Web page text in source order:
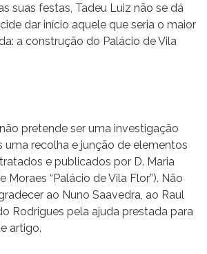
suas festas, Tadeu Luiz não se dá
dar início aquele que seria o maior
a construção do Palácio de Vila
pretende ser uma investigação
uma recolha e junção de elementos
e publicados por D. Maria
Moraes “Palácio de Vila Flor”). Não
ao Nuno Saavedra, ao Raul
Rodrigues pela ajuda prestada para
artigo.